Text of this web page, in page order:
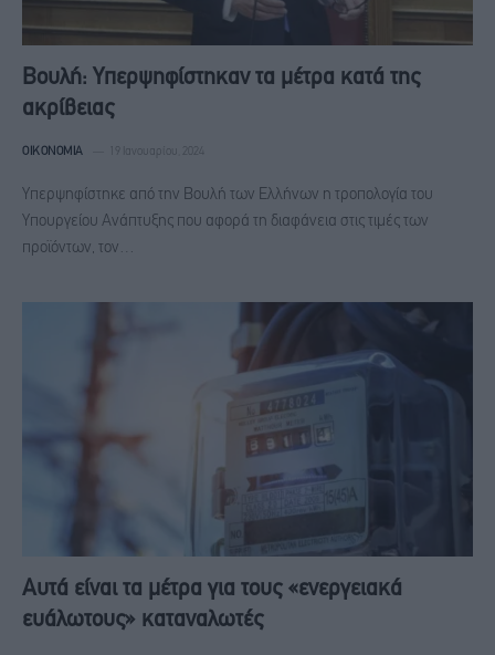
Βουλή: Υπερψηφίστηκαν τα μέτρα κατά της
ακρίβειας
ΟΙΚΟΝΟΜΊΑ 19 Ιανουαρίου, 2024
Υπερψηφίστηκε από την Βουλή των Ελλήνων η τροπολογία του
Υπουργείου Ανάπτυξης που αφορά τη διαφάνεια στις τιμές των
προϊόντων, τον…
Αυτά είναι τα μέτρα για τους «ενεργειακά
ευάλωτους» καταναλωτές